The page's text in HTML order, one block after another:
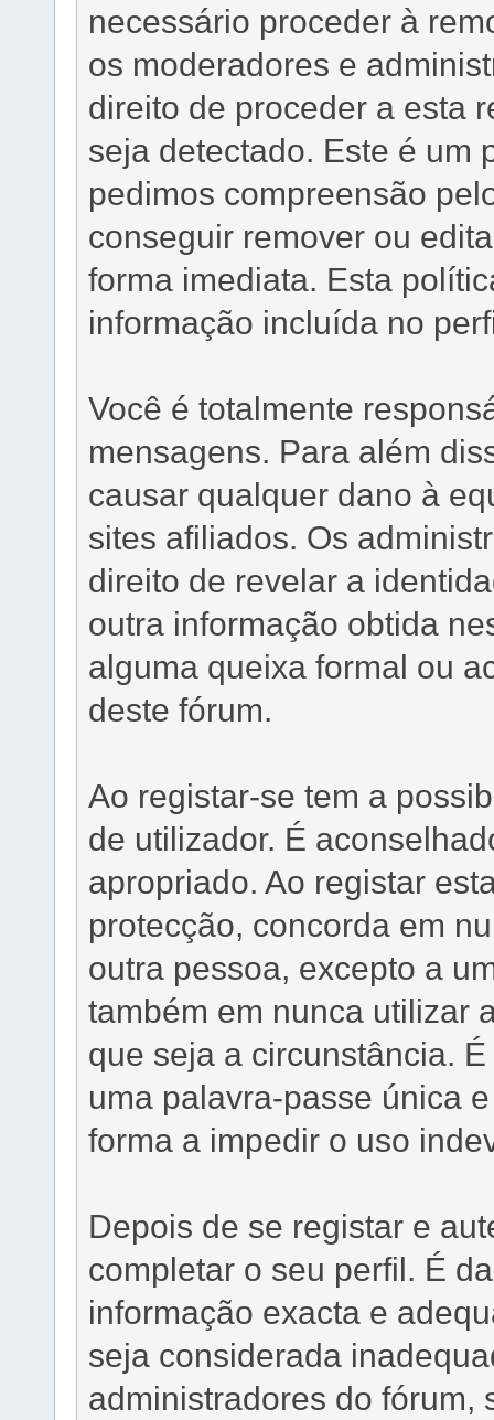
necessário proceder à
os moderadores e
direito de proceder a esta
seja detectado. Este é um
pedimos compreensão
conseguir remover ou
forma imediata. Esta
informação incluída no
Você é totalmente
mensagens. Para além
causar qualquer dano à
sites afiliados. Os
direito de revelar a
outra informação obtida
alguma queixa formal ou
deste fórum.
Ao registar-se tem a
de utilizador. É
apropriado. Ao registar
protecção, concorda em
outra pessoa, excepto a
também em nunca utilizar
que seja a circunstância.
uma palavra-passe única
forma a impedir o uso
Depois de se registar e
completar o seu perfil. É
informação exacta e
seja considerada
administradores do fórum,